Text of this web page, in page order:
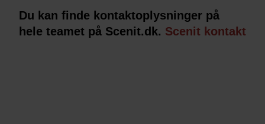
Du kan finde kontaktoplysninger på
hele teamet på Scenit.dk. Scenit kontakt